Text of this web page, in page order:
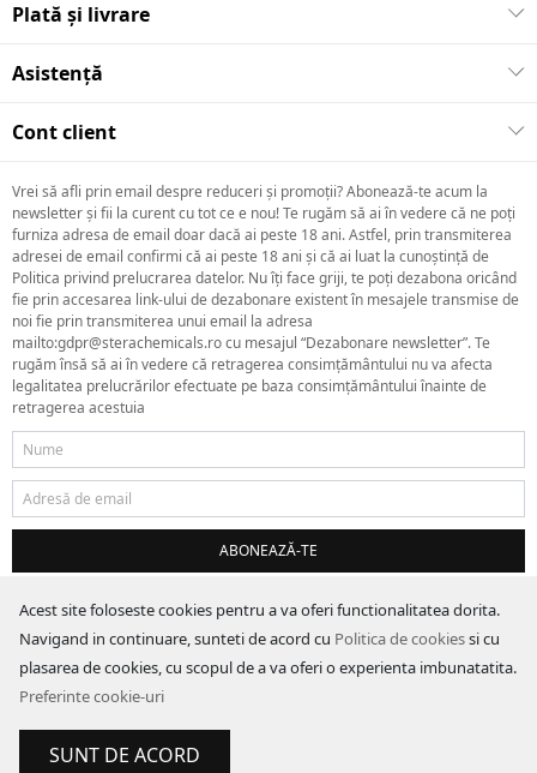
Acest site foloseste cookies pentru a va oferi functionalitatea dorita.
Navigand in continuare, sunteti de acord cu Politica de cookiessi cu
plasarea de cookies, cu scopul de a va oferi o experienta imbunatatita.
Preferinte cookie-uri
SUNT DE ACORD
Plată și livrare
Asistență
Cont client
Vrei să afli prin email despre reduceri și promoții? Abonează-te acum la
newsletter și fii la curent cu tot ce e nou! Te rugăm să ai în vedere că ne poți
furniza adresa de email doar dacă ai peste 18 ani. Astfel, prin transmiterea
adresei de email confirmi că ai peste 18 ani și că ai luat la cunoștință de
Politica privind prelucrarea datelor. Nu îți face griji, te poți dezabona oricând
fie prin accesarea link-ului de dezabonare existent în mesajele transmise de
noi fie prin transmiterea unui email la adresa
mailto:gdpr@sterachemicals.ro cu mesajul “Dezabonare newsletter”. Te
rugăm însă să ai în vedere că retragerea consimțământului nu va afecta
legalitatea prelucrărilor efectuate pe baza consimțământului înainte de
retragerea acestuia
ABONEAZĂ-TE